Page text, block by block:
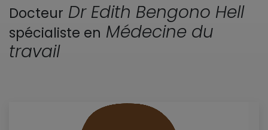
Docteur Dr Edith Bengono Hell
spécialiste en Médecine du
travail